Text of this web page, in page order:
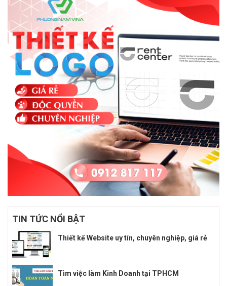
TIN TỨC NỔI BẬT
Thiết kế Website uy tín, chuyên nghiệp, giá rẻ
Tìm việc làm Kinh Doanh tại TPHCM